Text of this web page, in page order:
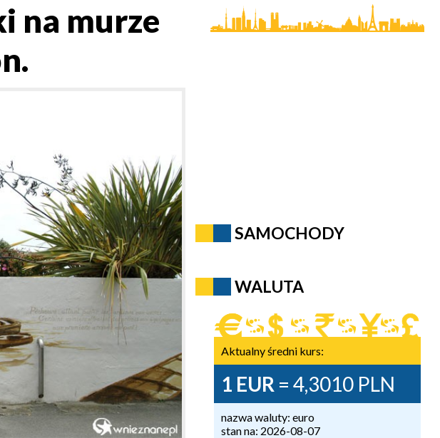
na murze
SAMOCHODY
WALUTA
Aktualny średni kurs:
1 EUR = 4,3010 PLN
nazwa waluty: euro
stan na: 2026-08-07